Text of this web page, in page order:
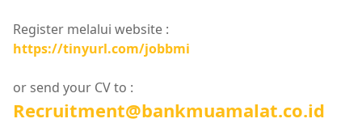
Register melalui website :
https://tinyurl.com/jobbmi
or send your CV to :
Recruitment@bankmuamalat.co.id